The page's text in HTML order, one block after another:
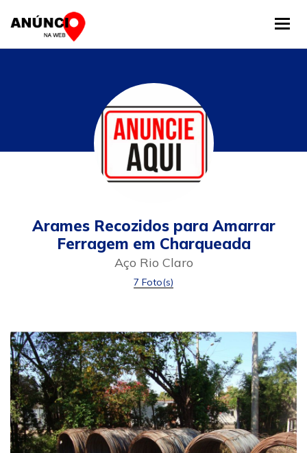
Arames Recozidos para Amarrar
Ferragem em Charqueada
Aço Rio Claro
7 Foto(s)